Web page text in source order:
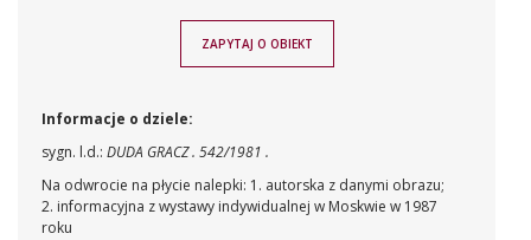
ZAPYTAJ O OBIEKT
Informacje o dziele:
sygn. l.d.: DUDA GRACZ . 542/1981 .
Na odwrocie na płycie nalepki: 1. autorska z danymi obrazu;
2. informacyjna z wystawy indywidualnej w Moskwie w 1987
roku